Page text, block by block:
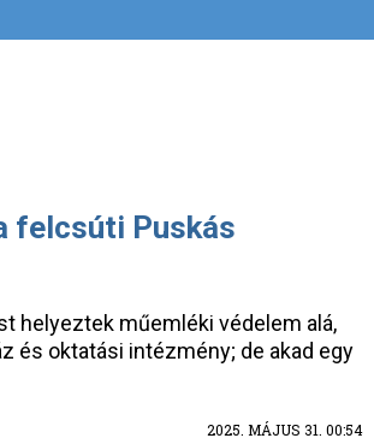
felcsúti Puskás
helyeztek műemléki védelem alá,
és oktatási intézmény; de akad egy
2025. MÁJUS 31. 00:54